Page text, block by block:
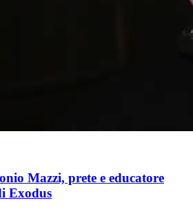
Mazzi, prete e educatore
Exodus